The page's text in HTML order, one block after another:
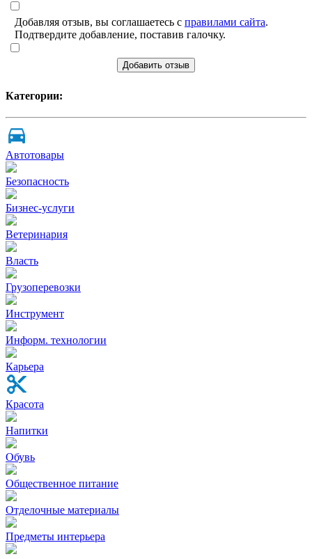
Добавляя отзыв, вы соглашаетесь с правилами сайта.
Подтвердите добавление, поставив галочку.
Добавить отзыв
Категории:
Автотовары
Безопасность
Бизнес-услуги
Ветеринария
Власть
Грузоперевозки
Инструмент
Информ. технологии
Карьера
Красота
Напитки
Обувь
Общественное питание
Отделочные материалы
Предметы интерьера